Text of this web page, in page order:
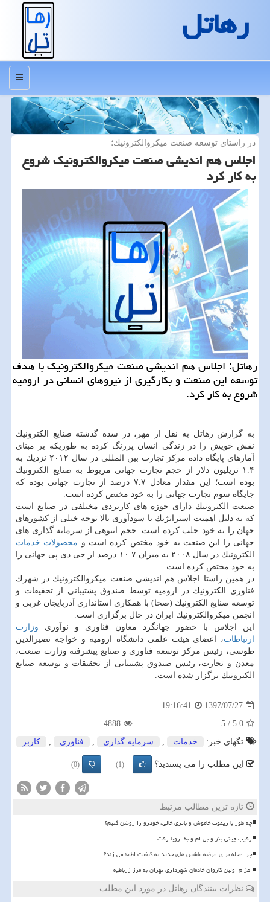
رهاتل
منو
در راستای توسعه صنعت میكروالكترونیك؛
اجلاس هم اندیشی صنعت میكروالكترونیك شروع
به كار كرد
رهاتل: اجلاس هم اندیشی صنعت میكروالكترونیك با هدف
توسعه این صنعت و بكارگیری از نیروهای انسانی در ارومیه
شروع به كار كرد.
به گزارش رهاتل به نقل از مهر، در سده گذشته صنایع الكترونیك
نقش خویش را در زندگی انسان پررنگ كرده به طوریكه بر مبنای
آمارهای پایگاه داده مركز تجارت بین المللی در سال ۲۰۱۲ نزدیك به
۱.۴ تریلیون دلار از حجم تجارت جهانی مربوط به صنایع الكترونیك
بوده است؛ این مقدار معادل ۷.۷ درصد از تجارت جهانی بوده كه
جایگاه سوم تجارت جهانی را به خود مختص كرده است.
صنعت الكترونیك دارای حوزه های كاربردی مختلفی در صنایع است
كه به دلیل اهمیت استراتژیك با سودآوری بالا توجه خیلی از كشورهای
جهان را به خود جلب كرده است. حجم انبوهی از سرمایه گذاری های
جهانی را این صنعت به خود مختص كرده است و محصولات خدمات
الكترونیك در سال ۲۰۰۸ به میزان ۱۰.۷ درصد از جی دی پی جهانی را
به خود مختص كرده است.
در همین راستا اجلاس هم اندیشی صنعت میكروالكترونیك در شهرك
فناوری الكترونیك در ارومیه توسط صندوق پشتیبانی از تحقیقات و
توسعه صنایع الكترونیك (صحا) با همكاری استانداری آذربایجان غربی و
انجمن میكروالكترونیك ایران در حال برگزاری است.
این اجلاس با حضور جهانگرد معاون فناوری و نوآوری وزارت
ارتباطات، اعضای هیئت علمی دانشگاه ارومیه و خواجه نصیرالدین
طوسی، رئیس مركز توسعه فناوری و صنایع پیشرفته وزارت صنعت،
معدن و تجارت، رئیس صندوق پشتیبانی از تحقیقات و توسعه صنایع
الكترونیك برگزار شده است.
1397/07/27
19:16:41
5.0
/
5
4888
تگهای خبر:
خدمات , سرمایه گذاری , فناوری , كاربر
این مطلب را می پسندید؟ (1)
(0)
تازه ترین مطالب مرتبط
چه طور با ریموت خاموش و باتری خالی، خودرو را روشن کنیم؟
رقیب چینی بنز و بی ام و به اروپا رفت
چرا عجله برای عرضه ماشین های جدید به کیفیت لطمه می زند؟
اعزام اولین کاروان خادمان شهرداری تهران به مرز زرباطیه
نظرات بینندگان رهاتل در مورد این مطلب